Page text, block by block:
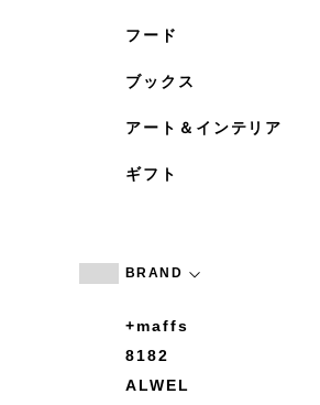
フード
ブックス
アート＆インテリア
ギフト
BRAND
+maffs
8182
ALWEL